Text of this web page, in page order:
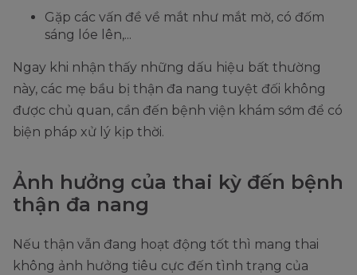
Gặp các vấn đề về mắt như mắt mờ, có đốm
sáng lóe lên,...
Ngay khi nhận thấy những dấu hiệu bất thường
này, các mẹ bầu bị thận đa nang tuyệt đối không
được chủ quan, cần đến bệnh viện khám sớm để có
biện pháp xử lý kịp thời.
Ảnh hưởng của thai kỳ đến bệnh
thận đa nang
Nếu thận vẫn đang hoạt động tốt thì mang thai
không ảnh hưởng tiêu cực đến tình trạng của